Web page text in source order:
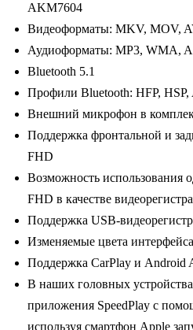
AKM7604
Видеоформаты: MKV, MOV,
Аудиоформаты: MP3, WMA,
Bluetooth 5.1
Профили Bluetooth: HFP, HSP,
Внешний микрофон в
Поддержка фронтальной и
FHD
Возможность использования
FHD в качестве
Поддержка USB-
Изменяемые цвета интерфейса
Поддержка CarPlay и Android
В наших головных
приложения SpeedPlay с
используя смартфон Apple